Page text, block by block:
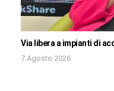
Via libera a impianti di
7 Agosto 2026